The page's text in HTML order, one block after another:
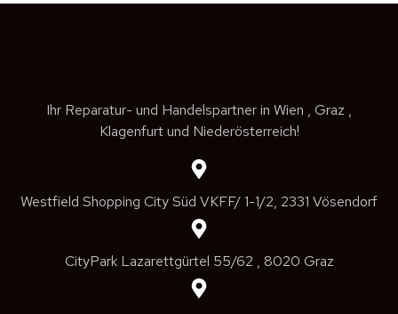
Ihr Reparatur- und Handelspartner in Wien , Graz ,
Klagenfurt und Niederösterreich!
Westfield Shopping City Süd VKFF/ 1-1/2, 2331 Vösendorf
CityPark Lazarettgürtel 55/62 , 8020 Graz